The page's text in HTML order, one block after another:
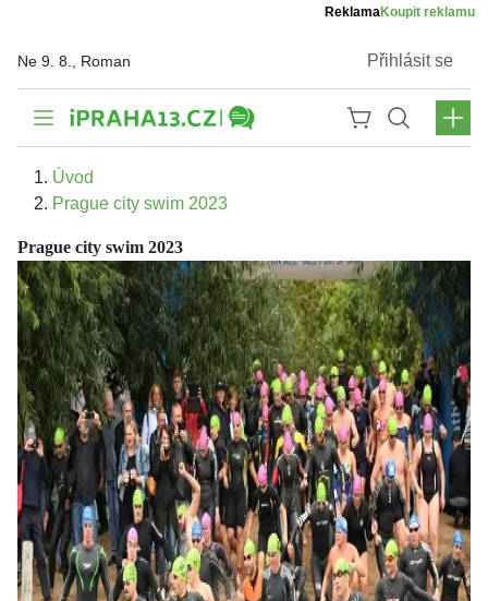
ReklamaKoupit reklamu
Ne 9. 8., Roman Přihlásit se
Úvod
Prague city swim 2023
Prague city swim 2023